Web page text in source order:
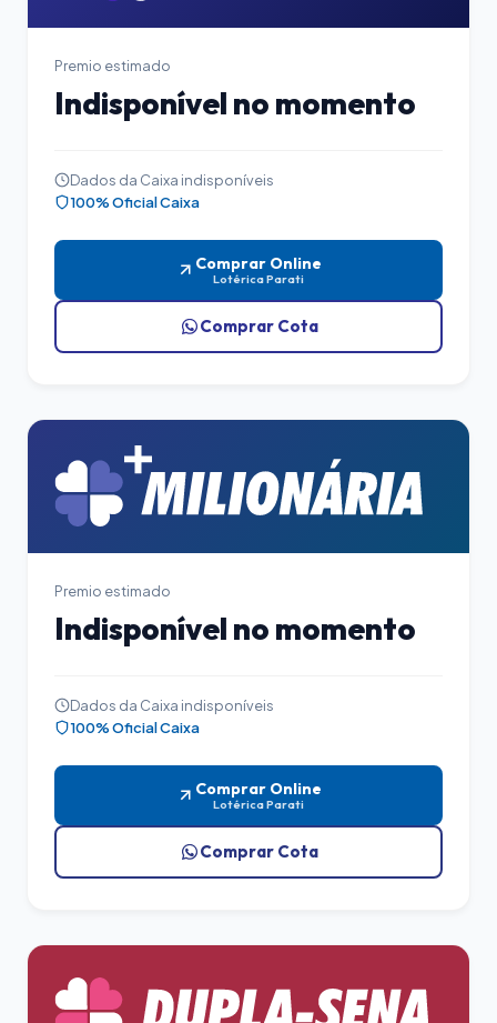
Premio estimado
Indisponível no momento
Dados da Caixa indisponíveis
100% Oficial Caixa
Comprar Online
Lotérica Parati
Comprar Cota
Premio estimado
Indisponível no momento
Dados da Caixa indisponíveis
100% Oficial Caixa
Comprar Online
Lotérica Parati
Comprar Cota